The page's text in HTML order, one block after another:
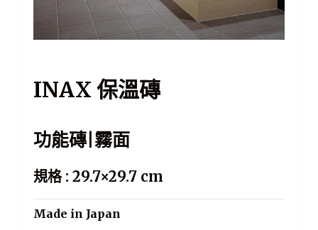
INAX 保溫磚
功能磚|霧面
規格 : 29.7×29.7 cm
Made in Japan